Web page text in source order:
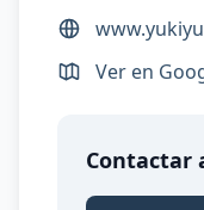
Ver en
Contactar